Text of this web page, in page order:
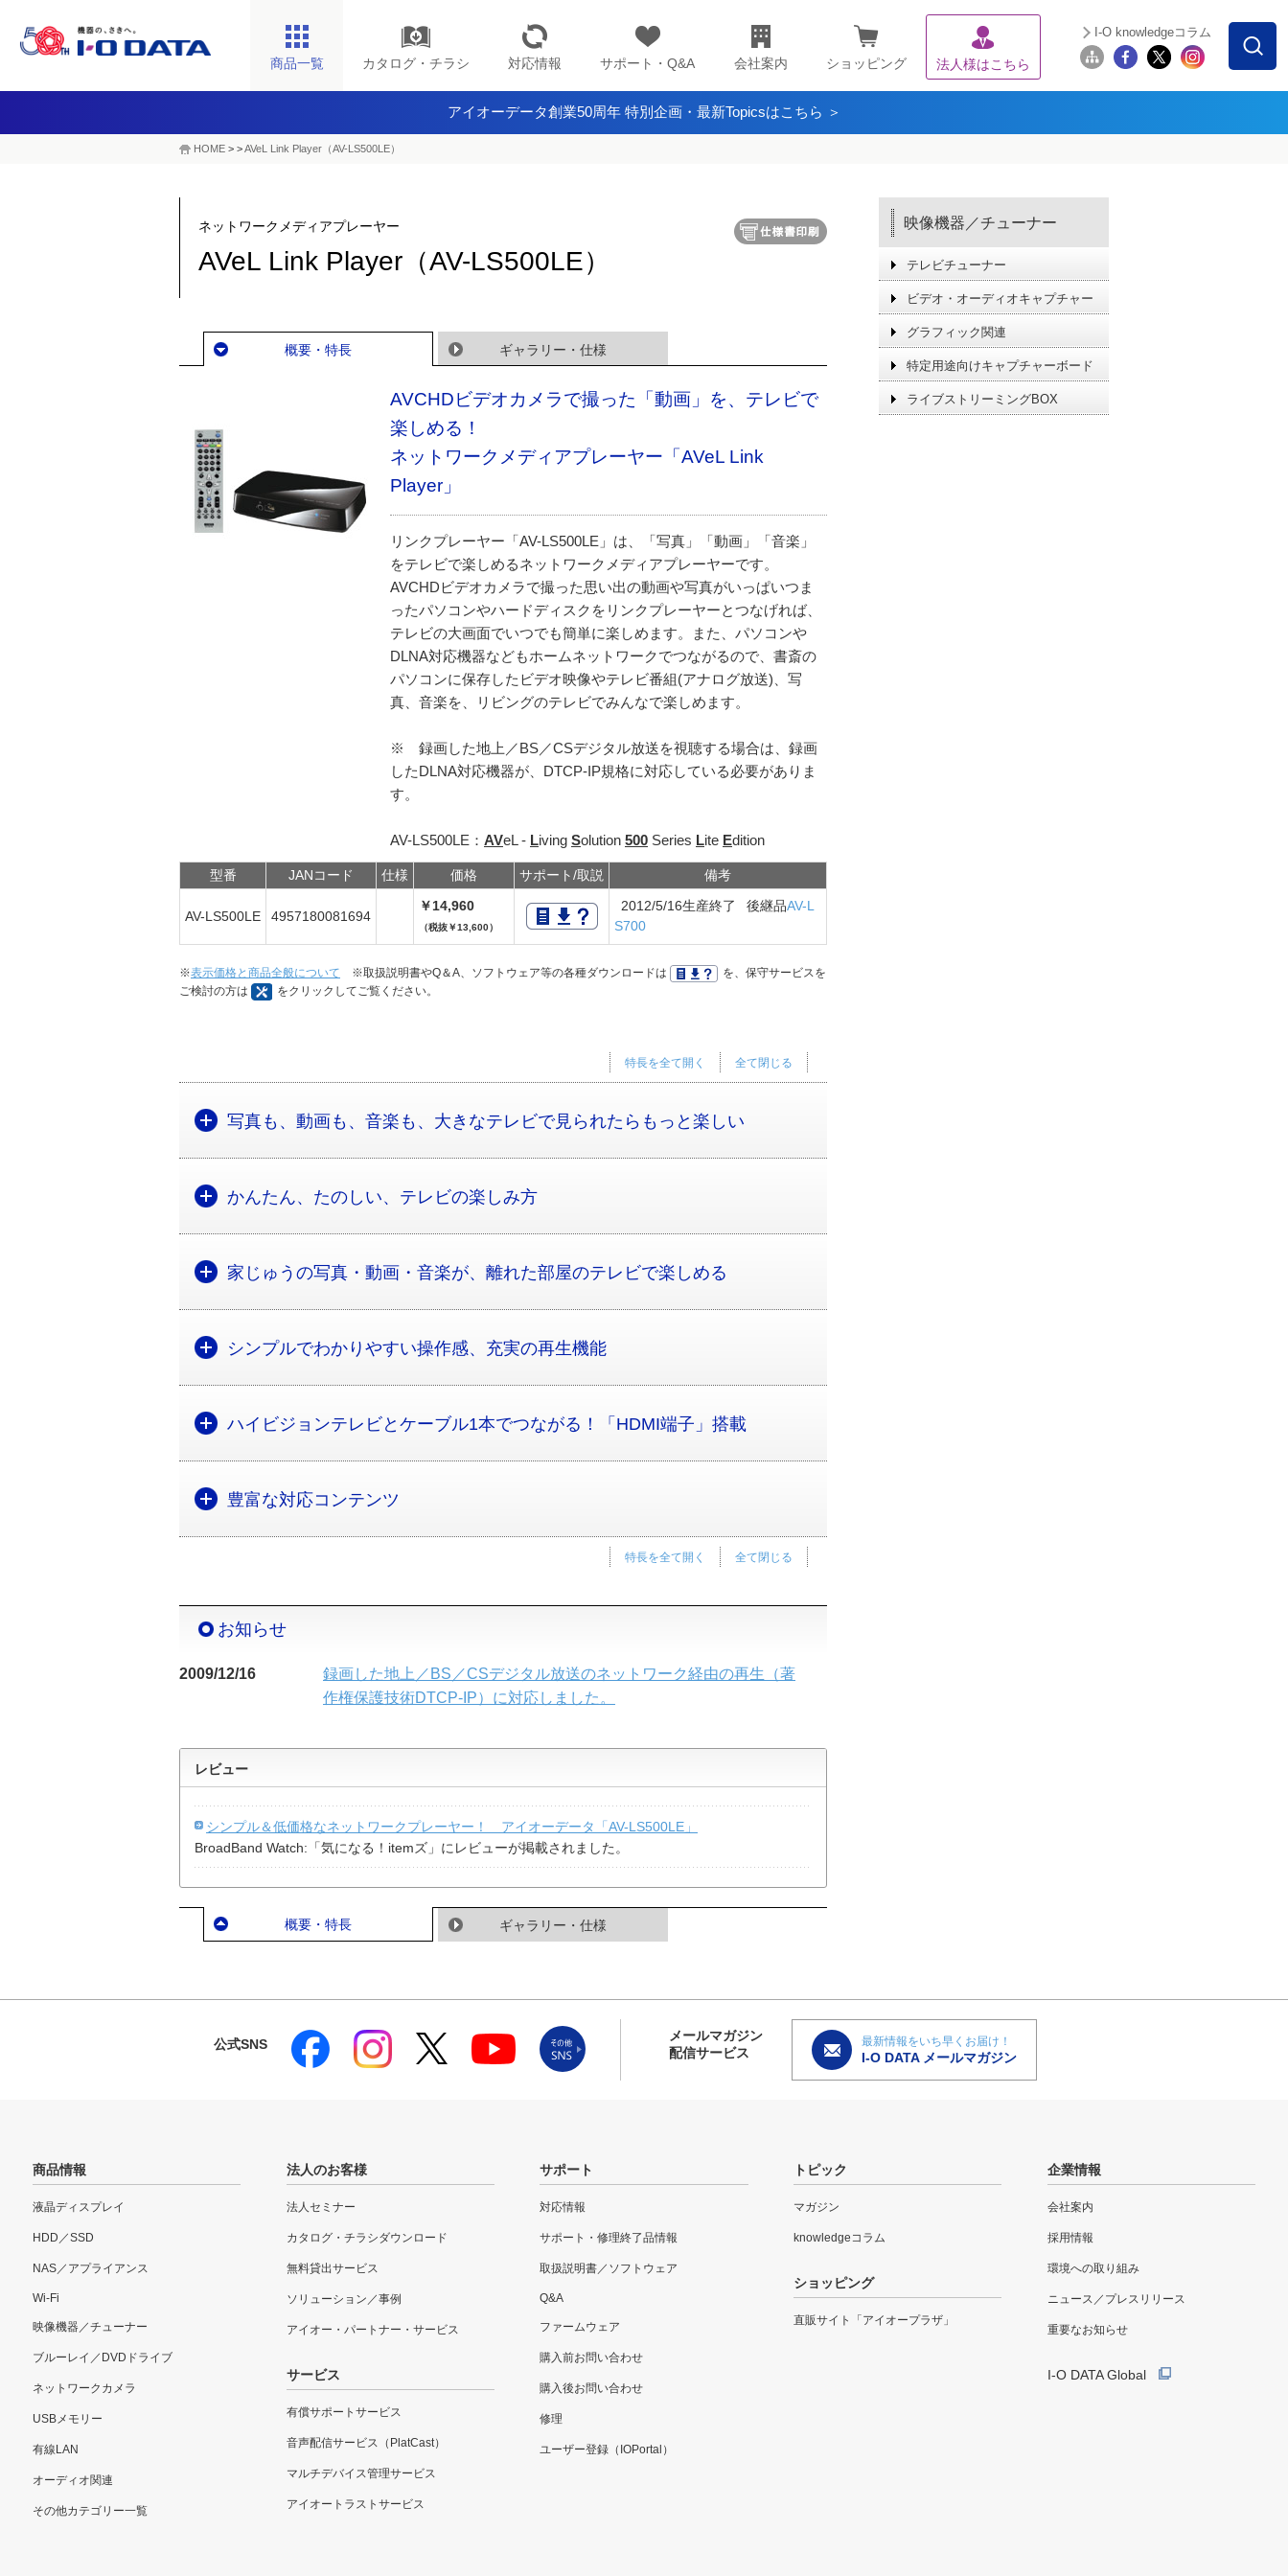
商品一覧 カタログ・チラシ 対応情報 サポート・Q&A 会社案内 ショッピング 法人様はこちら
I-O knowledgeコラム
アイオーデータ創業50周年 特別企画・最新Topicsはこちら ＞
HOME > >AVeL Link Player（AV-LS500LE）
ネットワークメディアプレーヤー
AVeL Link Player（AV-LS500LE）
概要・特長 ギャラリー・仕様
AVCHDビデオカメラで撮った「動画」を、テレビで
楽しめる！
ネットワークメディアプレーヤー「AVeL Link
Player」
リンクプレーヤー「AV-LS500LE」は、「写真」「動画」「音楽」
をテレビで楽しめるネットワークメディアプレーヤーです。
AVCHDビデオカメラで撮った思い出の動画や写真がいっぱいつま
ったパソコンやハードディスクをリンクプレーヤーとつなげれば、
テレビの大画面でいつでも簡単に楽しめます。また、パソコンや
DLNA対応機器などもホームネットワークでつながるので、書斎の
パソコンに保存したビデオ映像やテレビ番組(アナログ放送)、写
真、音楽を、リビングのテレビでみんなで楽しめます。
※ 録画した地上／BS／CSデジタル放送を視聴する場合は、録画
したDLNA対応機器が、DTCP-IP規格に対応している必要がありま
す。
AV-LS500LE： AVeL - Living Solution 500 Series Lite Edition
型番 JANコード 仕様 価格 サポート/取説 備考
AV-LS500LE 4957180081694
￥14,960
（税抜￥13,600）
2012/5/16生産終了 後継品AV-L
S700
※表示価格と商品全般について ※取扱説明書やQ＆A、ソフトウェア等の各種ダウンロードは
を、保守サービスを
ご検討の方は
をクリックしてご覧ください。
全て閉じる
特長を全て開く
写真も、動画も、音楽も、大きなテレビで見られたらもっと楽しい
かんたん、たのしい、テレビの楽しみ方
家じゅうの写真・動画・音楽が、離れた部屋のテレビで楽しめる
シンプルでわかりやすい操作感、充実の再生機能
ハイビジョンテレビとケーブル1本でつながる！「HDMI端子」搭載
豊富な対応コンテンツ
全て閉じる
特長を全て開く
お知らせ
2009/12/16
録画した地上／BS／CSデジタル放送のネットワーク経由の再生（著
作権保護技術DTCP-IP）に対応しました。
レビュー
シンプル＆低価格なネットワークプレーヤー！ アイオーデータ「AV-LS500LE」
BroadBand Watch:「気になる！itemズ」にレビューが掲載されました。
概要・特長 ギャラリー・仕様
映像機器／チューナー
テレビチューナー
ビデオ・オーディオキャプチャー
グラフィック関連
特定用途向けキャプチャーボード
ライブストリーミングBOX
公式SNS
メールマガジン
配信サービス
最新情報をいち早くお届け！
I-O DATA メールマガジン
商品情報
液晶ディスプレイ
HDD／SSD
NAS／アプライアンス
Wi-Fi
映像機器／チューナー
ブルーレイ／DVDドライブ
ネットワークカメラ
USBメモリー
有線LAN
オーディオ関連
その他カテゴリー一覧
法人のお客様
法人セミナー
カタログ・チラシダウンロード
無料貸出サービス
ソリューション／事例
アイオー・パートナー・サービス
サービス
有償サポートサービス
音声配信サービス（PlatCast）
マルチデバイス管理サービス
アイオートラストサービス
サポート
対応情報
サポート・修理終了品情報
取扱説明書／ソフトウェア
Q&A
ファームウェア
購入前お問い合わせ
購入後お問い合わせ
修理
ユーザー登録（IOPortal）
トピック
マガジン
knowledgeコラム
ショッピング
直販サイト「アイオープラザ」
企業情報
会社案内
採用情報
環境への取り組み
ニュース／プレスリリース
重要なお知らせ
I-O DATA Global